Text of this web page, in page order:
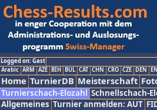
Logged on: Gast
Arabic ARM AZE BIH BUL CAT CHN CRO CZE DEN
Home TurnierDB Meisterschaft
Turnierschach-Elozahl Schnellschach-
Allgemeines Turnier anmelden: AUT